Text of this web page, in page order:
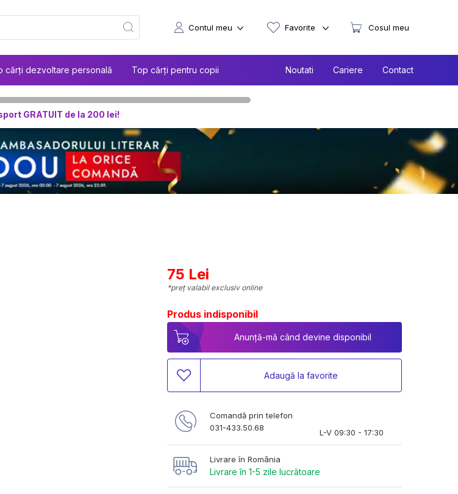
cărți dezvoltare personală Top cărți pentru copii Noutati Cariere Contact
Contul meu Favorite Cosul meu
GRATUIT de la 200 lei!
75 Lei
*preț valabil exclusiv online
Produs indisponibil
Anunță-mă când devine disponibil
Adaugă la favorite
Comandă prin telefon
031-433.50.68
L-V 09:30 - 17:30
Livrare în România
Livrare în 1-5 zile lucrătoare